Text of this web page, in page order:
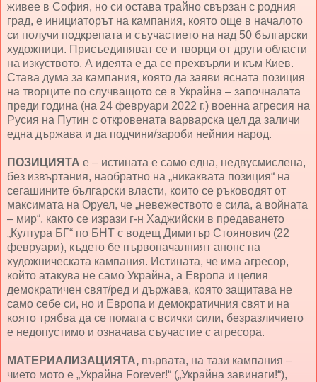
живее в София, но си остава трайно свързан с родния
град, е инициаторът на кампания, която още в началото
си получи подкрепата и съучастието на над 50 български
художници. Присъединяват се и творци от други области
на изкуството. А идеята е да се прехвърли и към Киев.
Става дума за кампания, която да заяви ясната позиция
на творците по случващото се в Украйна – започналата
преди година (на 24 февруари 2022 г.) военна агресия на
Русия на Путин с откровената варварска цел да заличи
една държава и да подчини/зароби нейния народ.
ПОЗИЦИЯТА е – истината е само една, недвусмислена,
без извъртания, наобратно на „никаквата позиция“ на
сегашините български власти, които се ръководят от
максимата на Оруел, че „невежеството е сила, а войната
– мир“, както се изрази г-н Хаджийски в предаването
„Култура БГ“ по БНТ с водещ Димитър Стоянович (22
февруари), където бе първоначалният анонс на
художническата кампания. Истината, че има агресор,
който атакува не само Украйна, а Европа и целия
демократичен свят/ред и държава, която защитава не
само себе си, но и Европа и демократичния свят и на
която трябва да се помага с всички сили, безразличието
е недопустимо и означава съучастие с агресора.
МАТЕРИАЛИЗАЦИЯТА, първата, на тази кампания –
чието мото е „Украйна Forever!“ („Украйна завинаги!“),